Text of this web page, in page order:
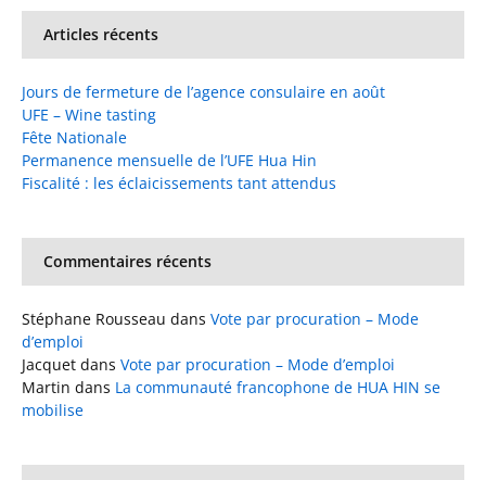
Articles récents
Jours de fermeture de l’agence consulaire en août
UFE – Wine tasting
Fête Nationale
Permanence mensuelle de l’UFE Hua Hin
Fiscalité : les éclaicissements tant attendus
Commentaires récents
Stéphane Rousseau dans Vote par procuration – Mode
d’emploi
Jacquet dans Vote par procuration – Mode d’emploi
Martin dans La communauté francophone de HUA HIN se
mobilise